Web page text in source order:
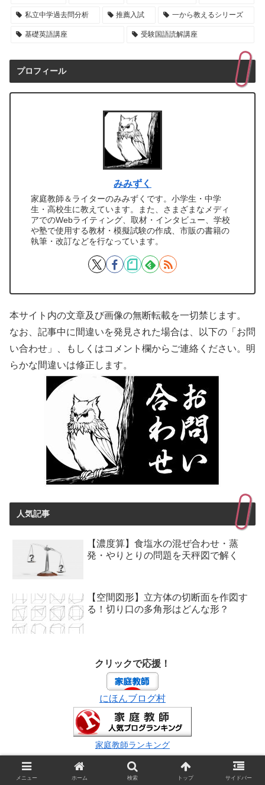
私立中学過去問分析 推薦入試 一から教えるシリーズ
基礎英語講座 受験国語読解講座
プロフィール
みみずく
家庭教師＆ライターのみみずくです。小学生・中学
生・高校生に教えています。また、さまざまなメディ
アでのWebライティング、取材・インタビュー、学校
や塾で使用する教材・模擬試験の作成、市販の書籍の
執筆・改訂などを行なっています。
本サイト内の文章及び画像の無断転載を一切禁じます。
なお、記事中に間違いを発見された場合は、以下の「お問
い合わせ」、もしくはコメント欄からご連絡ください。明
らかな間違いは修正します。
人気記事
【濃度算】食塩水の混ぜ合わせ・蒸
発・やりとりの問題を天秤図で解く
【空間図形】立方体の切断面を作図す
る！切り口の多角形はどんな形？
クリックで応援！
にほんブログ村
家庭教師ランキング
メニュー ホーム 検索 トップ サイドバー